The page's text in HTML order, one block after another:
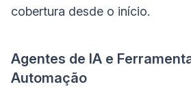
cobertura desde o início.
Agentes de IA e
Automação